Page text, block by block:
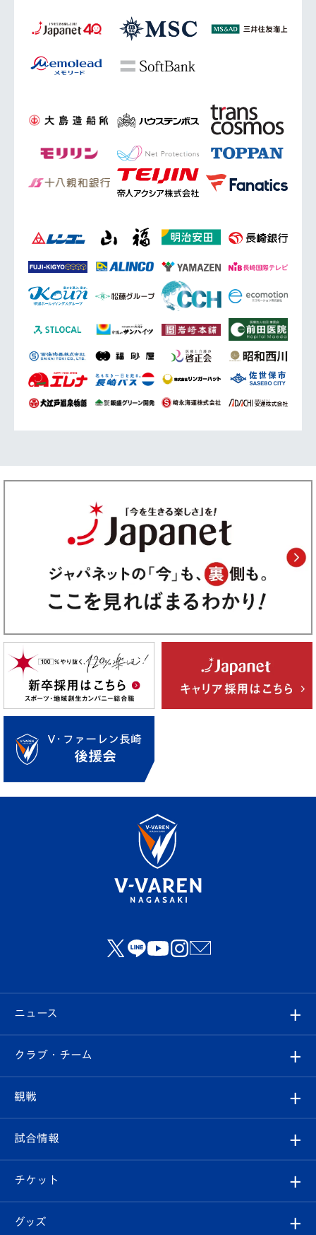
ニュース
すべて
クラブ
試合情報
チケット
クラブ・チーム
クラブ概要
エンブレム紹介
観戦
観戦ルール
はじめての観戦ガイド
試合情報
試合日程/結果
チケット
チケット
グッズ